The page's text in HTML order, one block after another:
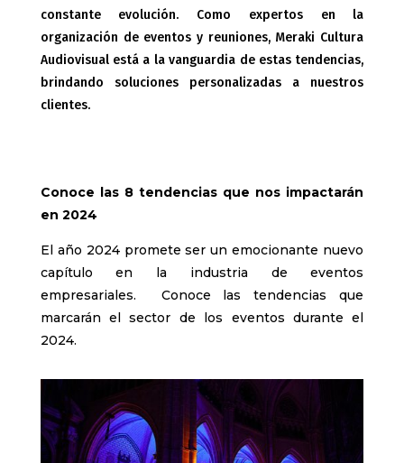
constante evolución. Como expertos en la
organización de eventos y reuniones, Meraki Cultura
Audiovisual está a la vanguardia de estas tendencias,
brindando soluciones personalizadas a nuestros
clientes.
Conoce las 8 tendencias que nos impactarán
en 2024
El año 2024 promete ser un emocionante nuevo
capítulo en la industria de eventos
empresariales. Conoce las tendencias que
marcarán el sector de los eventos durante el
2024.